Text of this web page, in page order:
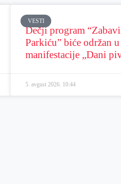
VESTI
Dečji program
Parkiću” biće održan
manifestacije „Dani
5. avgust 2026. 10:44